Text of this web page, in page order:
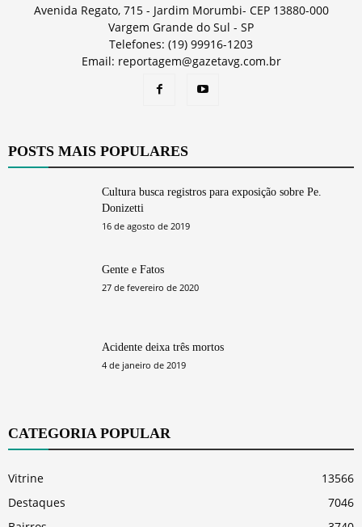
Avenida Regato, 715 - Jardim Morumbi- CEP 13880-000
Vargem Grande do Sul - SP
Telefones: (19) 99916-1203
Email: reportagem@gazetavg.com.br
POSTS MAIS POPULARES
Cultura busca registros para exposição sobre Pe.
Donizetti
16 de agosto de 2019
Gente e Fatos
27 de fevereiro de 2020
Acidente deixa três mortos
4 de janeiro de 2019
CATEGORIA POPULAR
Vitrine
13566
Destaques
7046